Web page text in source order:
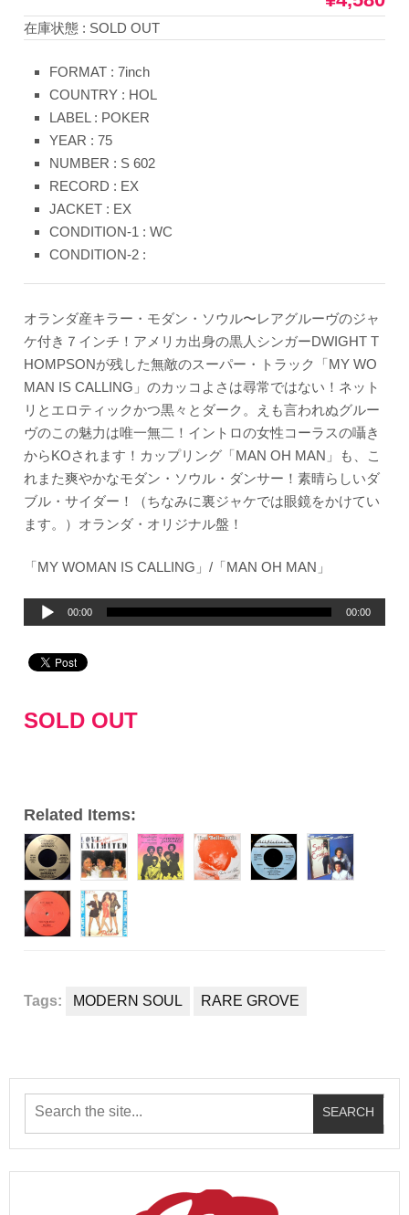
在庫状態 : SOLD OUT
FORMAT : 7inch
COUNTRY : HOL
LABEL : POKER
YEAR : 75
NUMBER : S 602
RECORD : EX
JACKET : EX
CONDITION-1 : WC
CONDITION-2 :
オランダ産キラー・モダン・ソウル〜レアグルーヴのジャ
ケ付き７インチ！アメリカ出身の黒人シンガーDWIGHT T
HOMPSONが残した無敵のスーパー・トラック「MY WO
MAN IS CALLING」のカッコよさは尋常ではない！ネット
リとエロティックかつ黒々とダーク。えも言われぬグルー
ヴのこの魅力は唯一無二！イントロの女性コーラスの囁き
からKOされます！カップリング「MAN OH MAN」も、こ
れまた爽やかなモダン・ソウル・ダンサー！素晴らしいダ
ブル・サイダー！（ちなみに裏ジャケでは眼鏡をかけてい
ます。）オランダ・オリジナル盤！
「MY WOMAN IS CALLING」/「MAN OH MAN」
プ
ヤ
00:00 00:00
SOLD OUT
Related Items:
Tags: MODERN SOUL RARE GROVE